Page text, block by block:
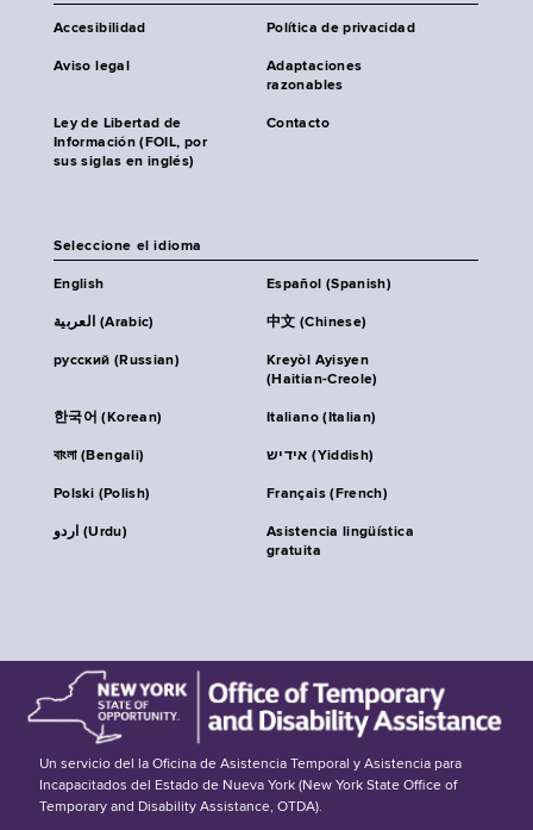
Accesibilidad Política de privacidad
Aviso legal
Adaptaciones
razonables
Ley de Libertad de
Información (FOIL, por
sus siglas en inglés)
Contacto
Seleccione el idioma
English Español (Spanish)
العربية (Arabic) 中文 (Chinese)
русский (Russian)
Kreyòl Ayisyen
(Haitian-Creole)
한국어 (Korean) Italiano (Italian)
বাংলা (Bengali) אידיש (Yiddish)
Polski (Polish) Français (French)
اردو (Urdu)
Asistencia lingüística
gratuita
Un servicio del la Oficina de Asistencia Temporal y Asistencia para
Incapacitados del Estado de Nueva York (New York State Office of
Temporary and Disability Assistance, OTDA).